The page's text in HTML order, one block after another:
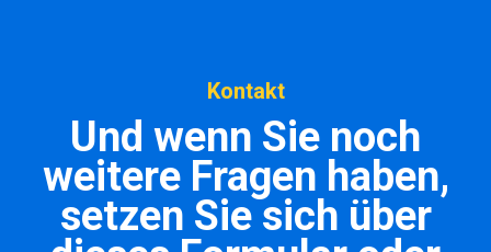
Kontakt
Und wenn Sie noch
weitere Fragen haben,
setzen Sie sich über